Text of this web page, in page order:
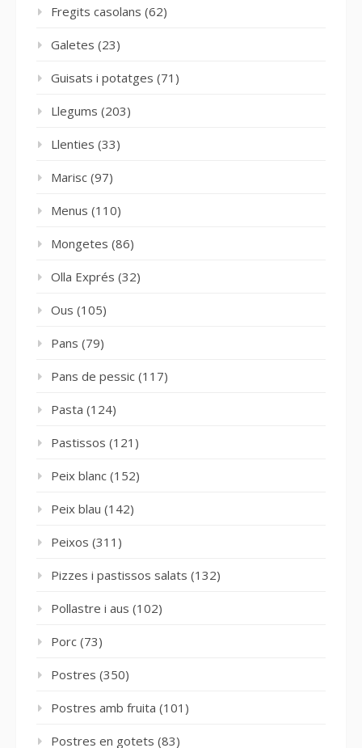
Fregits casolans (62)
Galetes (23)
Guisats i potatges (71)
Llegums (203)
Llenties (33)
Marisc (97)
Menus (110)
Mongetes (86)
Olla Exprés (32)
Ous (105)
Pans (79)
Pans de pessic (117)
Pasta (124)
Pastissos (121)
Peix blanc (152)
Peix blau (142)
Peixos (311)
Pizzes i pastissos salats (132)
Pollastre i aus (102)
Porc (73)
Postres (350)
Postres amb fruita (101)
Postres en gotets (83)